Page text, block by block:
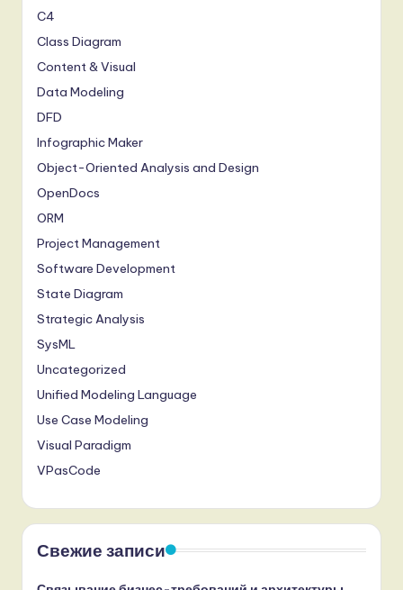
C4
Class Diagram
Content & Visual
Data Modeling
DFD
Infographic Maker
Object-Oriented Analysis and Design
OpenDocs
ORM
Project Management
Software Development
State Diagram
Strategic Analysis
SysML
Uncategorized
Unified Modeling Language
Use Case Modeling
Visual Paradigm
VPasCode
Свежие записи